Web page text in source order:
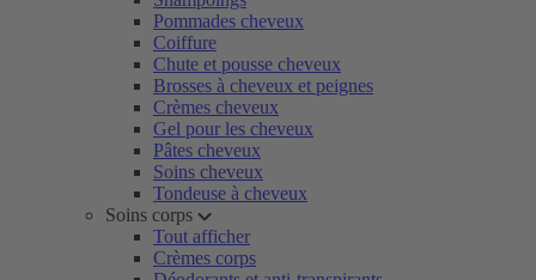
Pommades cheveux
Coiffure
Chute et pousse cheveux
Brosses à cheveux et peignes
Crèmes cheveux
Gel pour les cheveux
Pâtes cheveux
Soins cheveux
Tondeuse à cheveux
Soins corps
Tout afficher
Crèmes corps